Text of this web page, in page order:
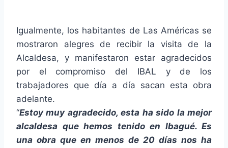
Igualmente, los habitantes de Las Américas se
mostraron alegres de recibir la visita de la
Alcaldesa, y manifestaron estar agradecidos
por el compromiso del IBAL y de los
trabajadores que día a día sacan esta obra
adelante.
“Estoy muy agradecido, esta ha sido la mejor
alcaldesa que hemos tenido en Ibagué. Es
una obra que en menos de 20 días nos ha